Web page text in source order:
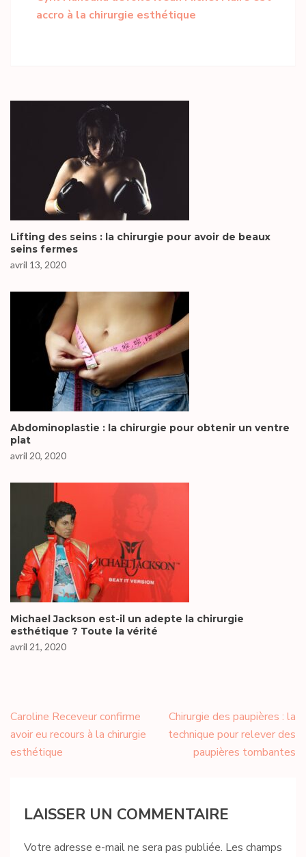
accro à la chirurgie esthétique
Lifting des seins : la chirurgie pour avoir de beaux
seins fermes
avril 13, 2020
Abdominoplastie : la chirurgie pour obtenir un ventre
plat
avril 20, 2020
Michael Jackson est-il un adepte la chirurgie
esthétique ? Toute la vérité
avril 21, 2020
Navigation
de
l’article
Caroline Receveur confirme
avoir eu recours à la chirurgie
esthétique
Chirurgie des paupières : la
technique pour relever des
paupières tombantes
LAISSER UN COMMENTAIRE
Votre adresse e-mail ne sera pas publiée. Les champs